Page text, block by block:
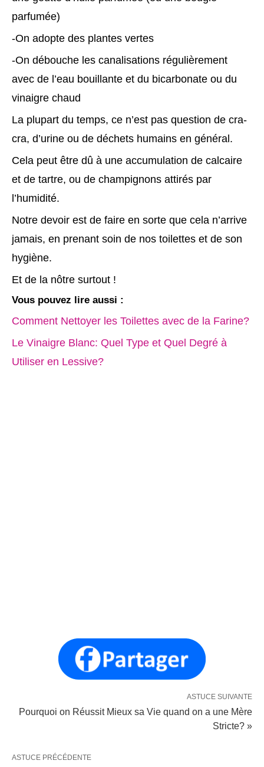
parfumée)
-On adopte des plantes vertes
-On débouche les canalisations régulièrement
avec de l’eau bouillante et du bicarbonate ou du
vinaigre chaud
La plupart du temps, ce n’est pas question de cra-
cra, d’urine ou de déchets humains en général.
Cela peut être dû à une accumulation de calcaire
et de tartre, ou de champignons attirés par
l’humidité.
Notre devoir est de faire en sorte que cela n’arrive
jamais, en prenant soin de nos toilettes et de son
hygiène.
Et de la nôtre surtout !
Vous pouvez lire aussi :
Comment Nettoyer les Toilettes avec de la Farine?
Le Vinaigre Blanc: Quel Type et Quel Degré à
Utiliser en Lessive?
ASTUCE SUIVANTE
Pourquoi on Réussit Mieux sa Vie quand on a une Mère
Stricte? »
ASTUCE PRÉCÉDENTE